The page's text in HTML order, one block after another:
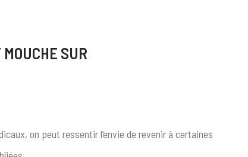
SUR
on peut ressentir l’envie de revenir à certaines